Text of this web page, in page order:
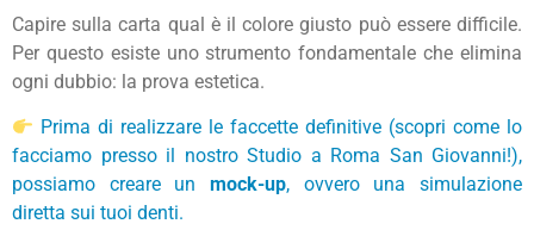
Capire sulla carta qual è il colore giusto può essere difficile.
Per questo esiste uno strumento fondamentale che elimina
ogni dubbio: la prova estetica.
Prima di realizzare le faccette definitive (scopri come lo
facciamo presso il nostro Studio a Roma San Giovanni!),
possiamo creare un mock-up, ovvero una simulazione
diretta sui tuoi denti.